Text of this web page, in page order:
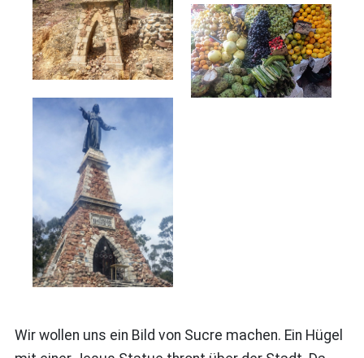
Wir wollen uns ein Bild von Sucre machen. Ein Hügel